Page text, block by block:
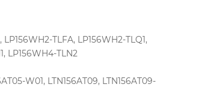
TLFA, LP156WH2-TLQ1,
LP156WH4-TLN2
W01, LTN156AT09, LTN156AT09-